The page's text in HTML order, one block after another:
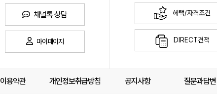
채널톡 상담
마이페이지
헤택/자격조건
DIRECT견적
이용약관 개인정보취급방침 공지사항 질문과답변